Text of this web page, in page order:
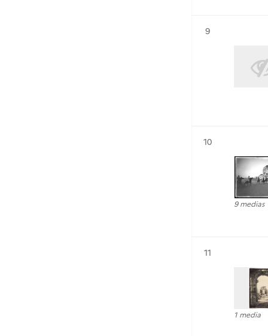
Résultat n°
9
Résultat n°
10
9 medias
Résultat n°
11
1 media